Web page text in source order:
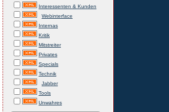
Interessenten & Kunden
Webinterface
Internas
Kritik
Mitstreiter
Privates
Specials
Technik
Jabber
Tools
Unwahres